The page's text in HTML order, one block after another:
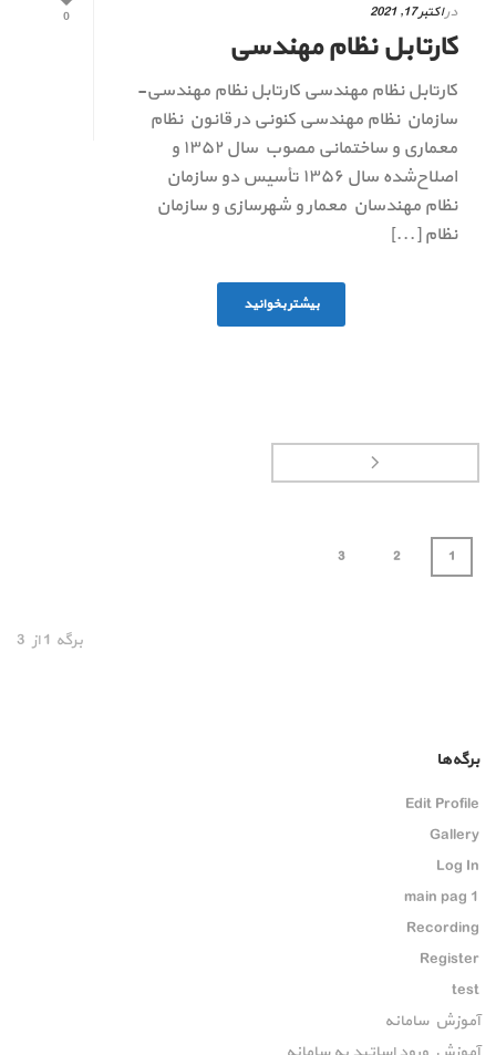
0
دراکتبر 17, 2021
کارتابل نظام مهندسی
کارتابل نظام مهندسی کارتابل نظام مهندسی-
سازمان نظام مهندسی کنونی در قانون نظام
معماری و ساختمانی مصوب سال ۱۳۵۲ و
اصلاح‌شده سال ۱۳۵۶ تأسیس دو سازمان
نظام مهندسان معمار و شهرسازی و سازمان
نظام [...]
بیشتر بخوانید
1
2
3
برگه 1از 3
برگه‌ها
Edit Profile
Gallery
Log In
main pag 1
Recording
Register
test
آموزش سامانه